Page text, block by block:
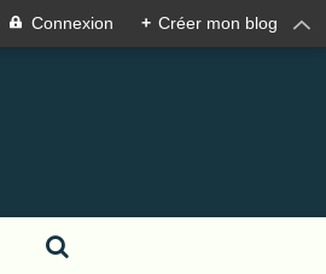
Connexion + Créer mon blog